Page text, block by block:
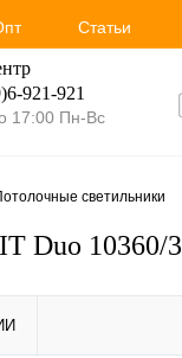
Статьи
921-921
17:00 Пн-Вс
светильники
Duo 10360/3